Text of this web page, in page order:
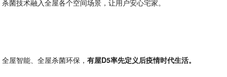
杀菌技术融入全屋各个空间场景，让用户安心宅家。
全屋智能、全屋杀菌环保，有屋D5率先定义后疫情时代生活。